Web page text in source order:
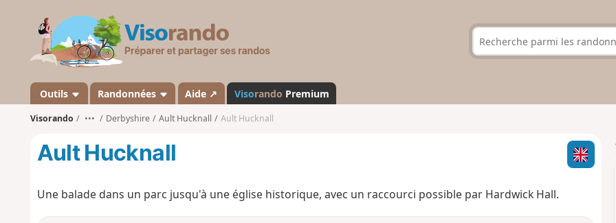
s
a
n
d
Outils Randonnées Aide ↗ Visorando Premium
Visorando ••• Derbyshire Ault Hucknall Ault Hucknall
Ault Hucknall
Une balade dans un parc jusqu'à une église historique, avec un raccourci possible par Hardwick Hall.